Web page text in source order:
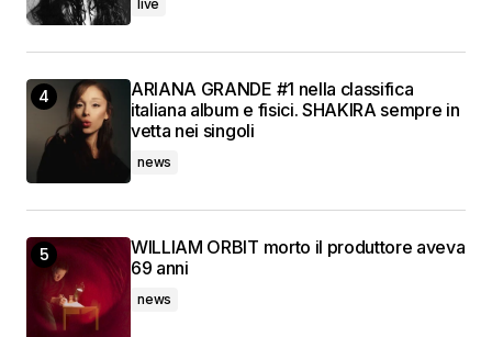
live
ARIANA GRANDE #1 nella classifica
italiana album e fisici. SHAKIRA sempre in
vetta nei singoli
news
WILLIAM ORBIT morto il produttore aveva
69 anni
news